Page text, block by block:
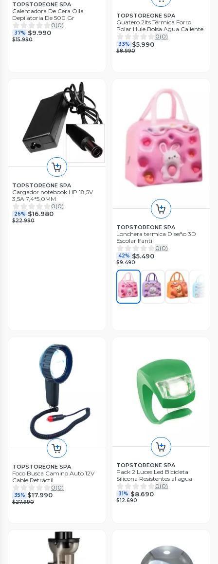
TOPSTOREONE SPA
Calentadora De Cera Olla
Depilatoria De 500 Gr
0(0)
37% $9.990
$15.990
TOPSTOREONE SPA
Guatero 2lts Térmica Forro
Polar Hule Bolsa Agua Caliente
0(0)
33% $5.990
$8.990
TOPSTOREONE SPA
Cargador notebook HP 18,5V
3,5A 7,4*5,0MM
0(0)
26% $16.980
$22.990
TOPSTOREONE SPA
Lonchera termica Diseño 3D
Escolar Ifantil
0(0)
42% $5.490
$9.490
TOPSTOREONE SPA
Foco Busca Camino Auto 12V
Cable Retráctil
0(0)
35% $17.990
$27.990
TOPSTOREONE SPA
Pack 2 Luces Led Bicicleta
Silicona Resistentes al agua
0(0)
31% $8.690
$12.690